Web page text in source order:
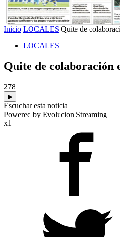
Inicio LOCALES Quite de
LOCALES
Quite de colaboración
278
▶
Escuchar esta noticia
Powered by Evolucion Streaming
x1